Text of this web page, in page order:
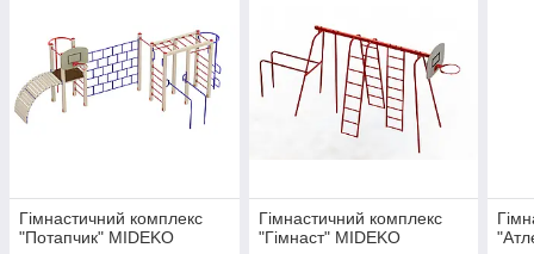
Гімнастичний комплекс
"Потапчик" MIDEKO
Гімнастичний комплекс
"Гімнаст" MIDEKO